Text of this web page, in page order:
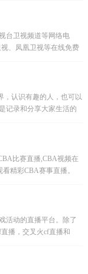
台卫视频道等网络电
、凤凰卫视等在线免费
，认识有趣的人，也可以
记录和分享大家生活的
比赛直播,CBA视频在
精彩CBA赛事直播。
活动的直播平台。除了
播，交叉火cf直播和